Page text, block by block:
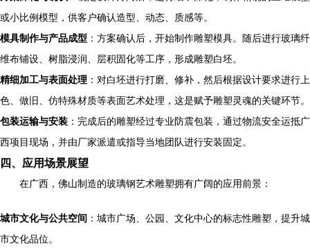
或小比例模型，供客户确认造型、动态、质感等。
模具制作与产品成型 ：方案确认后，开始制作雕塑模具。随后进行玻璃纤
维布铺设、树脂浸润、层积固化等工序，形成雕塑白坯。
精细加工与表面处理 ：对白坯进行打磨、修补，然后根据设计要求进行上
色、做旧、仿特殊材质等表面艺术处理，这是赋予雕塑灵魂的关键环节。
包装运输与安装 ：完成后的雕塑经过专业防震包装，通过物流安全运抵广
西项目现场，并由厂家派遣或指导当地团队进行安装固定。
四、应用场景展望
在广西，佛山制造的玻璃钢艺术雕塑拥有广阔的应用前景：
城市文化与公共空间 ：城市广场、公园、文化中心的标志性雕塑，提升城
市文化品位。